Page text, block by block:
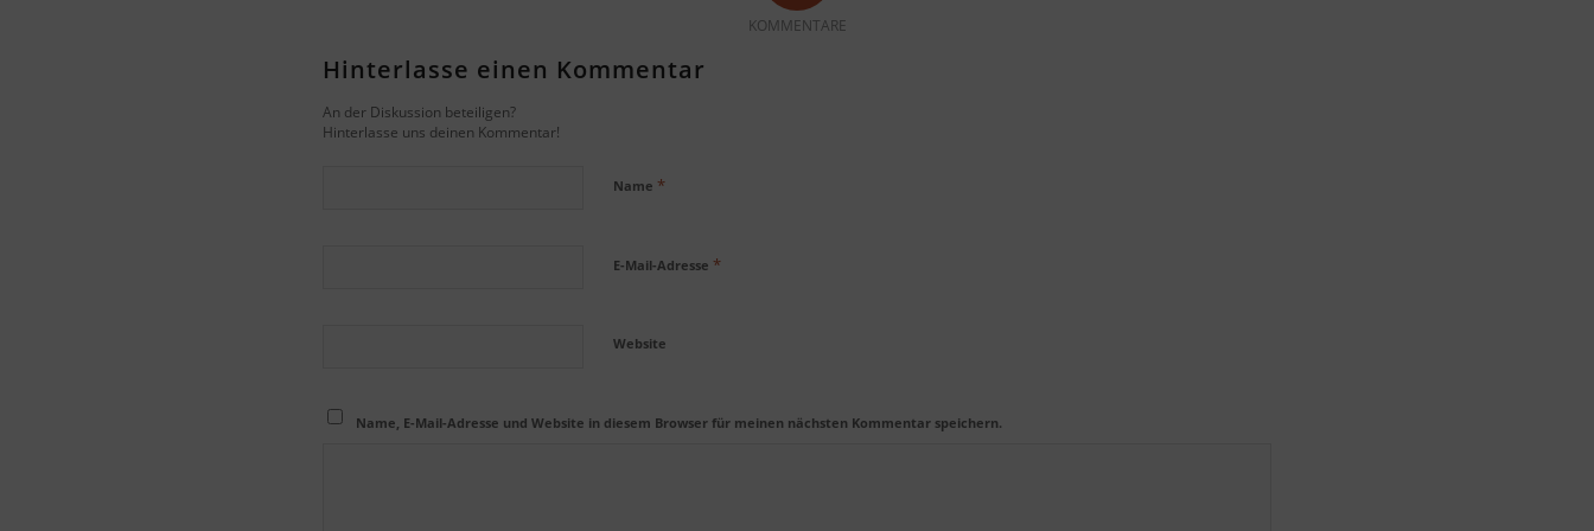
KOMMENTARE
Hinterlasse einen Kommentar
An der Diskussion beteiligen?
Hinterlasse uns deinen Kommentar!
Name *
E-Mail-Adresse *
Website
Name, E-Mail-Adresse und Website in diesem Browser für meinen nächsten Kommentar speichern.